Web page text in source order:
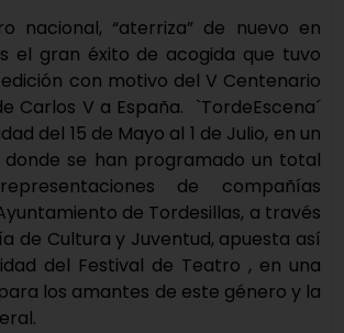
nacional, “aterriza” de nuevo en
el gran éxito de acogida que tuvo
con motivo del V Centenario
Carlos V a España. `TordeEscena´
del 15 de Mayo al 1 de Julio, en un
donde se han programado un total
de compañías
de Tordesillas, a través
de Cultura y Juventud, apuesta así
del Festival de Teatro , en una
los amantes de este género y la